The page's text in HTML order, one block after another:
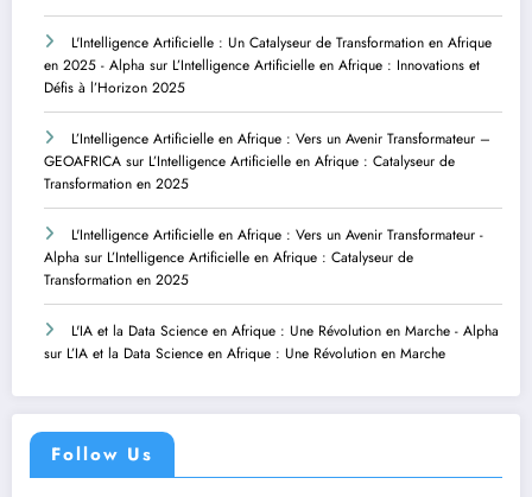
L'Intelligence Artificielle : Un Catalyseur de Transformation en Afrique
en 2025 - Alpha sur L’Intelligence Artificielle en Afrique : Innovations et
Défis à l’Horizon 2025
L’Intelligence Artificielle en Afrique : Vers un Avenir Transformateur –
GEOAFRICA sur L’Intelligence Artificielle en Afrique : Catalyseur de
Transformation en 2025
L'Intelligence Artificielle en Afrique : Vers un Avenir Transformateur -
Alpha sur L’Intelligence Artificielle en Afrique : Catalyseur de
Transformation en 2025
L'IA et la Data Science en Afrique : Une Révolution en Marche - Alpha
sur L’IA et la Data Science en Afrique : Une Révolution en Marche
Follow Us